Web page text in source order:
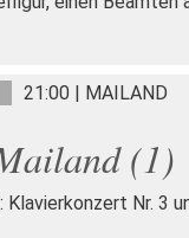
21:00 | MAILAND
(1)
Nr. 3